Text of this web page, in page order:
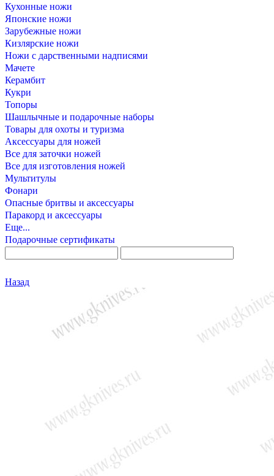
Кухонные ножи
Японские ножи
Зарубежные ножи
Кизлярские ножи
Ножи с дарственными надписями
Мачете
Керамбит
Кукри
Топоры
Шашлычные и подарочные наборы
Товары для охоты и туризма
Аксессуары для ножей
Все для заточки ножей
Все для изготовления ножей
Мультитулы
Фонари
Опасные бритвы и аксессуары
Паракорд и аксессуары
Еще...
Подарочные сертификаты
Назад